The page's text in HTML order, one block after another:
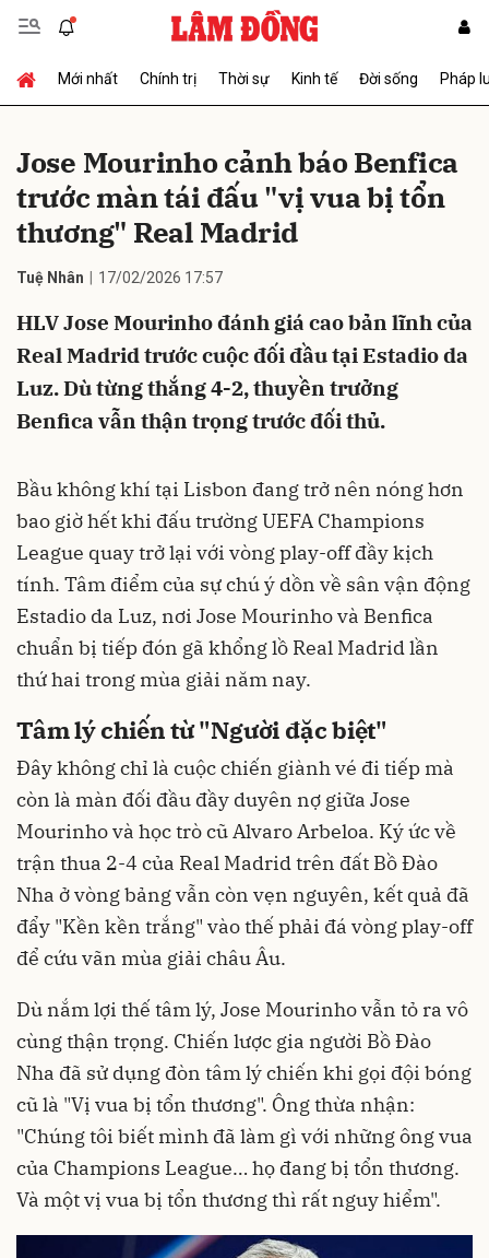
Mới nhất Chính trị Thời sự Kinh tế Đời sống Pháp
Jose Mourinho cảnh báo Benfica
trước màn tái đấu "vị vua bị tổn
thương" Real Madrid
Tuệ Nhân 17/02/2026 17:57
HLV Jose Mourinho đánh giá cao bản lĩnh của
Real Madrid trước cuộc đối đầu tại Estadio da
Luz. Dù từng thắng 4-2, thuyền trưởng
Benfica vẫn thận trọng trước đối thủ.
Bầu không khí tại Lisbon đang trở nên nóng hơn
bao giờ hết khi đấu trường UEFA Champions
League quay trở lại với vòng play-off đầy kịch
tính. Tâm điểm của sự chú ý dồn về sân vận động
Estadio da Luz, nơi Jose Mourinho và Benfica
chuẩn bị tiếp đón gã khổng lồ Real Madrid lần
thứ hai trong mùa giải năm nay.
Tâm lý chiến từ "Người đặc biệt"
Đây không chỉ là cuộc chiến giành vé đi tiếp mà
còn là màn đối đầu đầy duyên nợ giữa Jose
Mourinho và học trò cũ Alvaro Arbeloa. Ký ức về
trận thua 2-4 của Real Madrid trên đất Bồ Đào
Nha ở vòng bảng vẫn còn vẹn nguyên, kết quả đã
đẩy "Kền kền trắng" vào thế phải đá vòng play-off
để cứu vãn mùa giải châu Âu.
Dù nắm lợi thế tâm lý, Jose Mourinho vẫn tỏ ra vô
cùng thận trọng. Chiến lược gia người Bồ Đào
Nha đã sử dụng đòn tâm lý chiến khi gọi đội bóng
cũ là "Vị vua bị tổn thương". Ông thừa nhận:
"Chúng tôi biết mình đã làm gì với những ông vua
của Champions League… họ đang bị tổn thương.
Và một vị vua bị tổn thương thì rất nguy hiểm".
Gửi bình luận
Hủy Gửi